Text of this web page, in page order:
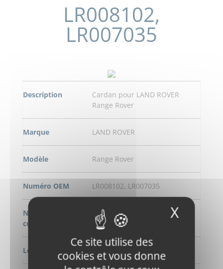
Ce site utilise des
cookies et vous donne
X
LR008102,
LR007035
Description
Cardan pour LAND ROVER
Range Rover
Marque LAND ROVER
Modèle Range Rover
Numéro OEM LR008102, LR007035
Numero de
commande
W28295
Longeur 760 mm